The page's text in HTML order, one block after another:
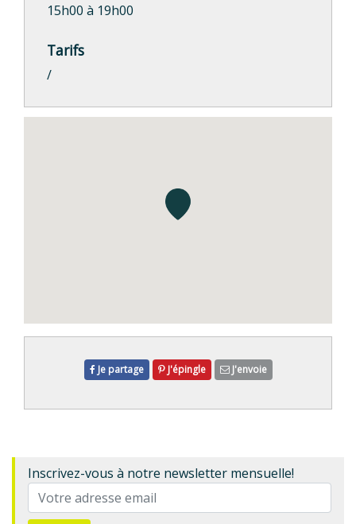
15h00 à 19h00
Tarifs
/
Je partage J'épingle J'envoie
Inscrivez-vous à notre newsletter mensuelle!